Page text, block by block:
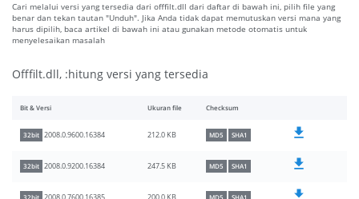
Cari melalui versi yang tersedia dari offfilt.dll dari daftar di bawah ini, pilih file yang
benar dan tekan tautan "Unduh". Jika Anda tidak dapat memutuskan versi mana yang
harus dipilih, baca artikel di bawah ini atau gunakan metode otomatis untuk
menyelesaikan masalah
Offfilt.dll, :hitung versi yang tersedia
Bit & Versi Ukuran file Checksum
32bit 2008.0.9600.16384 212.0 KB MD5 SHA1
32bit 2008.0.9200.16384 247.5 KB MD5 SHA1